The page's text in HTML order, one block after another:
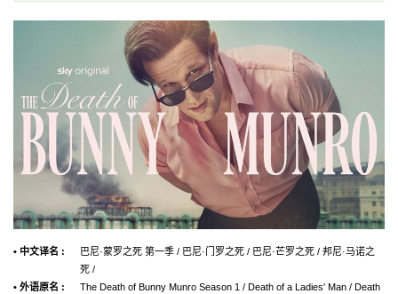
• 中文译名 :
巴尼·蒙罗之死 第一季 / 巴尼·门罗之死 / 巴尼·芒罗之死 / 邦尼·马诺之
死 /
• 外语原名 :
The Death of Bunny Munro Season 1 / Death of a Ladies' Man / Death